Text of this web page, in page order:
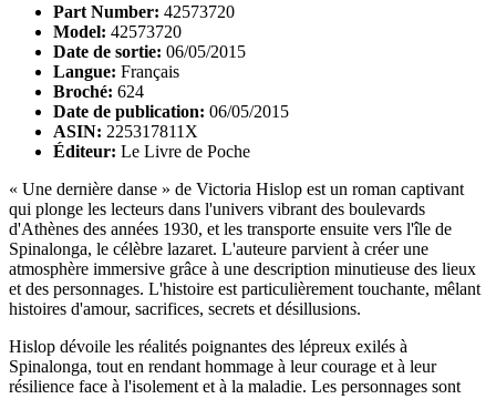
Part Number: 42573720
Model: 42573720
Date de sortie: 06/05/2015
Langue: Français
Broché: 624
Date de publication: 06/05/2015
ASIN: 225317811X
Éditeur: Le Livre de Poche
« Une dernière danse » de Victoria Hislop est un roman captivant
qui plonge les lecteurs dans l'univers vibrant des boulevards
d'Athènes des années 1930, et les transporte ensuite vers l'île de
Spinalonga, le célèbre lazaret. L'auteure parvient à créer une
atmosphère immersive grâce à une description minutieuse des lieux
et des personnages. L'histoire est particulièrement touchante, mêlant
histoires d'amour, sacrifices, secrets et désillusions.
Hislop dévoile les réalités poignantes des lépreux exilés à
Spinalonga, tout en rendant hommage à leur courage et à leur
résilience face à l'isolement et à la maladie. Les personnages sont